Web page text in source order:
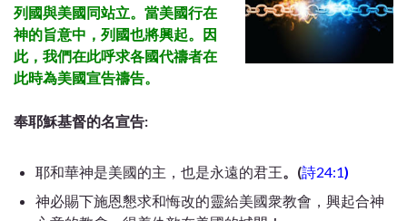
列國與美國同站立。當美國行在
神的旨意中，列國也將興起。因
此，我們在此呼求各國代禱者在
此時為美國宣告禱告。
奉耶穌基督的名宣告:
耶和華神是美國的主，也是永遠的君王 。(詩24:1)
神必賜下施恩懇求和悔改的靈給美國衆教會，興起合神